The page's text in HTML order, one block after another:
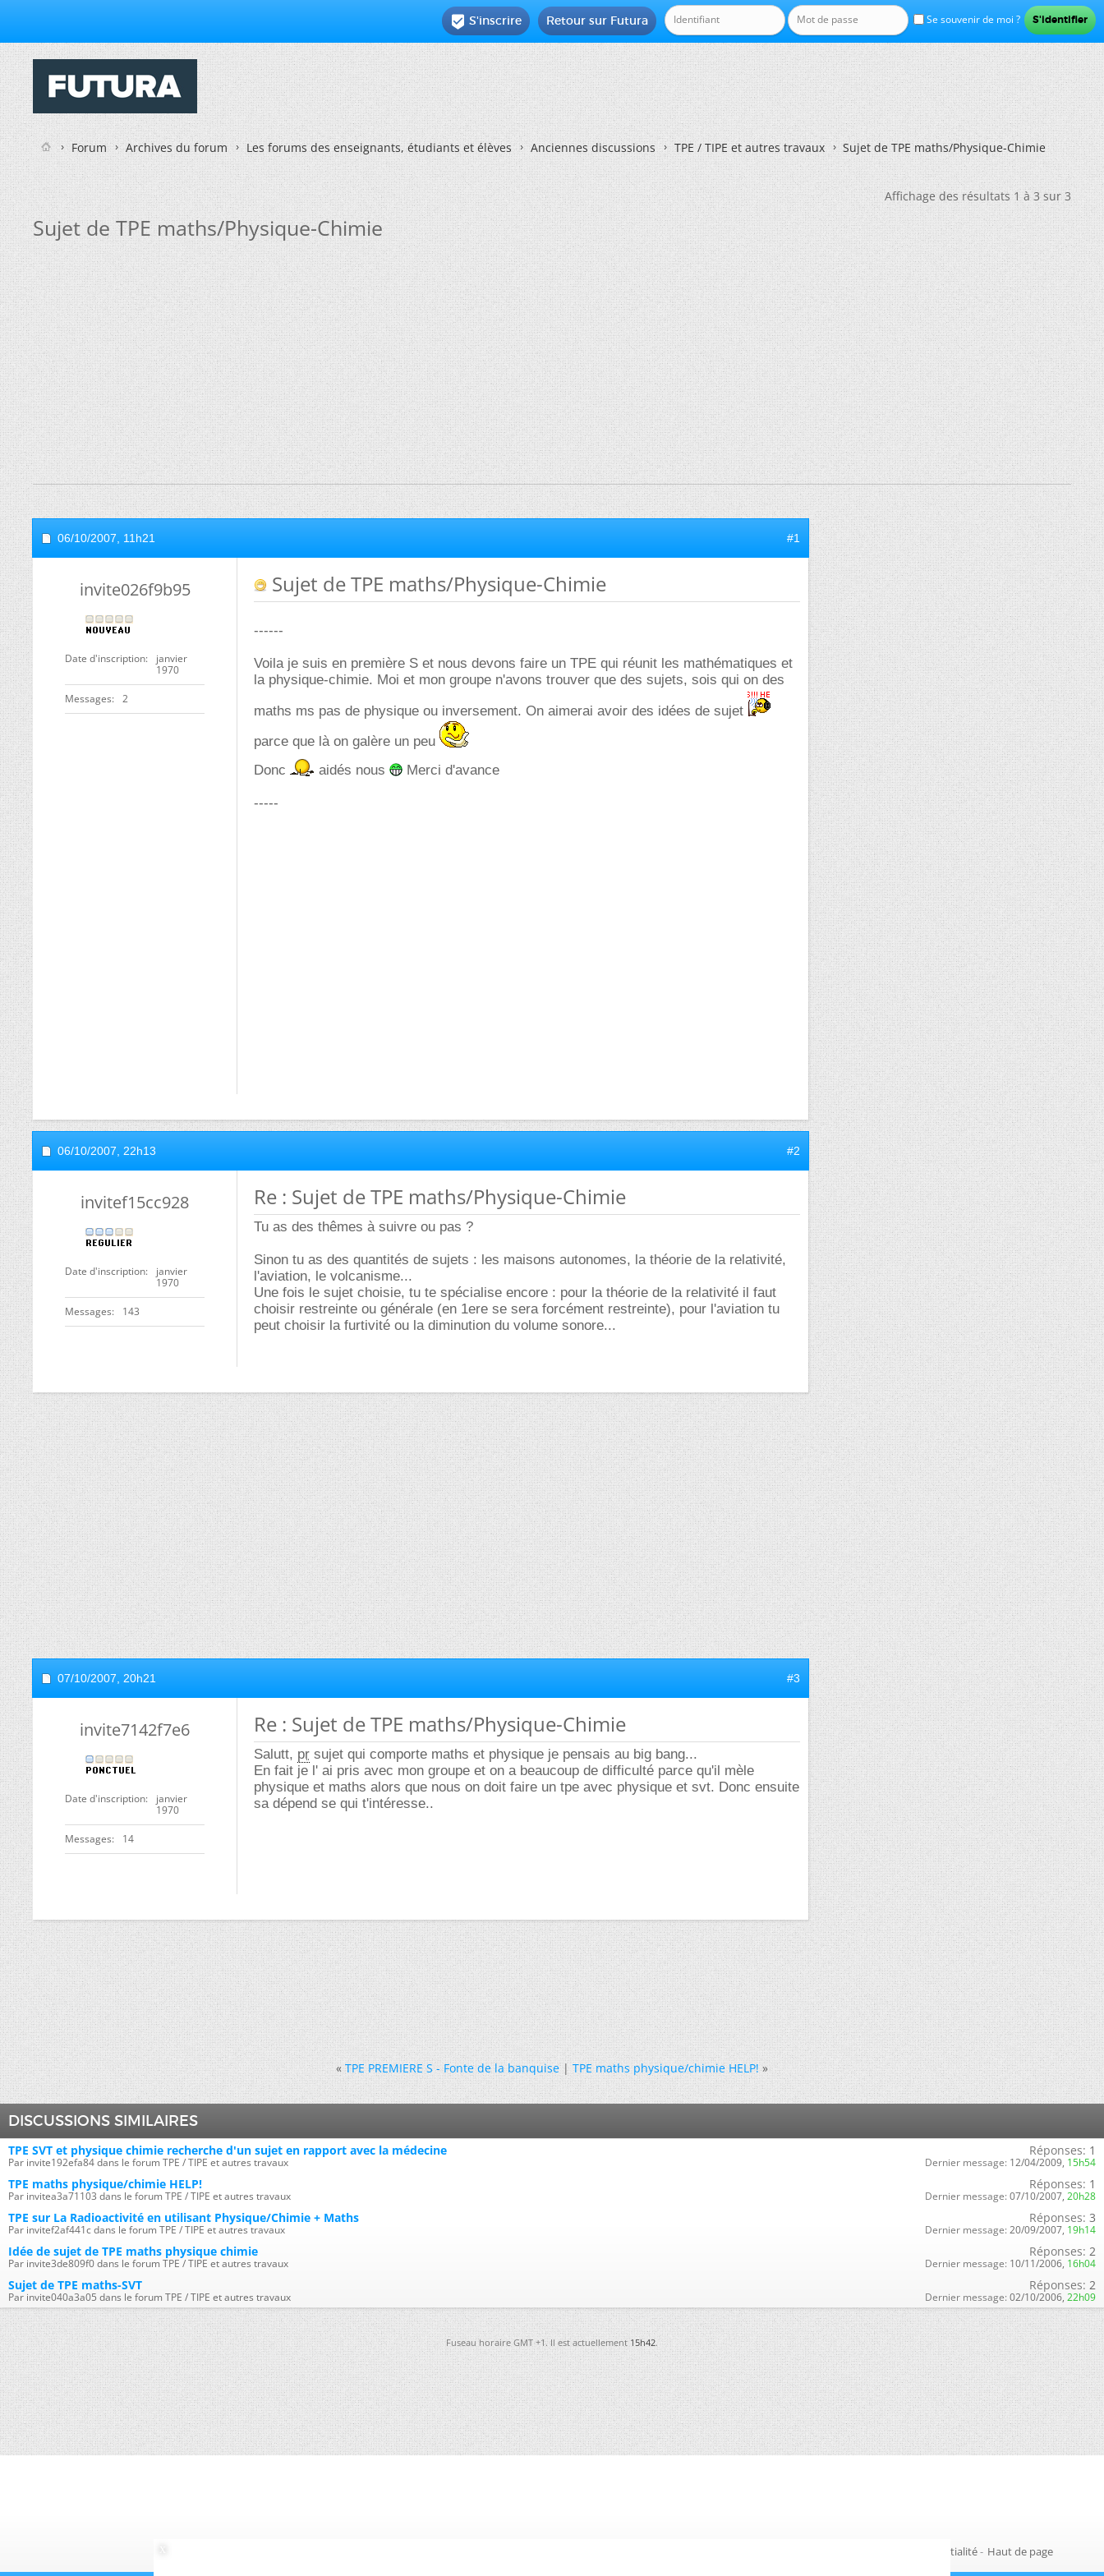
Se souvenir de moi ?
Retour sur Futura
 S'inscrire
Forum Archives du forum Les forums des enseignants, étudiants et élèves Anciennes discussions TPE / TIPE et autres travaux Sujet de TPE maths/Physique-Chimie
Affichage des résultats 1 à 3 sur 3
Sujet de TPE maths/Physique-Chimie
06/10/2007, 11h21 #1
invite026f9b95
Date d'inscription
janvier
1970
Messages 2
Sujet de TPE maths/Physique-Chimie
------
Voila je suis en première S et nous devons faire un TPE qui réunit les mathématiques et
la physique-chimie. Moi et mon groupe n'avons trouver que des sujets, sois qui on des
maths ms pas de physique ou inversement. On aimerai avoir des idées de sujet
parce que là on galère un peu
Donc
aidés nous Merci d'avance
-----
06/10/2007, 22h13 #2
invitef15cc928
Date d'inscription
janvier
1970
Messages 143
Re : Sujet de TPE maths/Physique-Chimie
Tu as des thêmes à suivre ou pas ?
Sinon tu as des quantités de sujets : les maisons autonomes, la théorie de la relativité,
l'aviation, le volcanisme...
Une fois le sujet choisie, tu te spécialise encore : pour la théorie de la relativité il faut
choisir restreinte ou générale (en 1ere se sera forcément restreinte), pour l'aviation tu
peut choisir la furtivité ou la diminution du volume sonore...
07/10/2007, 20h21 #3
invite7142f7e6
Date d'inscription
janvier
1970
Messages 14
Re : Sujet de TPE maths/Physique-Chimie
Salutt, pr sujet qui comporte maths et physique je pensais au big bang...
En fait je l' ai pris avec mon groupe et on a beaucoup de difficulté parce qu'il mèle
physique et maths alors que nous on doit faire un tpe avec physique et svt. Donc ensuite
sa dépend se qui t'intéresse..
« TPE PREMIERE S - Fonte de la banquise|TPE maths physique/chimie HELP! »
DISCUSSIONS SIMILAIRES
TPE SVT et physique chimie recherche d'un sujet en rapport avec la médecine
Par invite192efa84 dans le forum TPE / TIPE et autres travaux
Réponses: 1
Dernier message: 12/04/2009, 15h54
TPE maths physique/chimie HELP!
Par invitea3a71103 dans le forum TPE / TIPE et autres travaux
Réponses: 1
Dernier message: 07/10/2007, 20h28
TPE sur La Radioactivité en utilisant Physique/Chimie + Maths
Par invitef2af441c dans le forum TPE / TIPE et autres travaux
Réponses: 3
Dernier message: 20/09/2007, 19h14
Idée de sujet de TPE maths physique chimie
Par invite3de809f0 dans le forum TPE / TIPE et autres travaux
Réponses: 2
Dernier message: 10/11/2006, 16h04
Sujet de TPE maths-SVT
Par invite040a3a05 dans le forum TPE / TIPE et autres travaux
Réponses: 2
Dernier message: 02/10/2006, 22h09
Fuseau horaire GMT +1. Il est actuellement15h42.
Politique de confidentialité- Haut de page